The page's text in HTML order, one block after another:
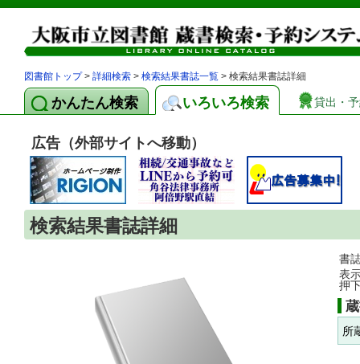
図書館トップ> 詳細検索 > 検索結果書誌一覧 > 検索結果書誌詳細
かんたん検索 いろいろ検索 貸出・
広告（外部サイトへ移動）
検索結果書誌詳細
書
表
押
所